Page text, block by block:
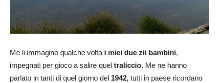
Me li immagino qualche volta i miei due zii bambini,
impegnati per gioco a salire quel traliccio. Me ne hanno
parlato in tanti di quel giorno del 1942, tutti in paese ricordano